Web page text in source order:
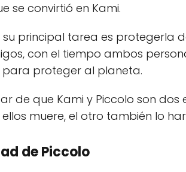
se convirtió en Kami.
su principal tarea es protegerla
con el tiempo ambos
proteger al planeta.
de que Kami y Piccolo son
muere, el otro también lo
de Piccolo